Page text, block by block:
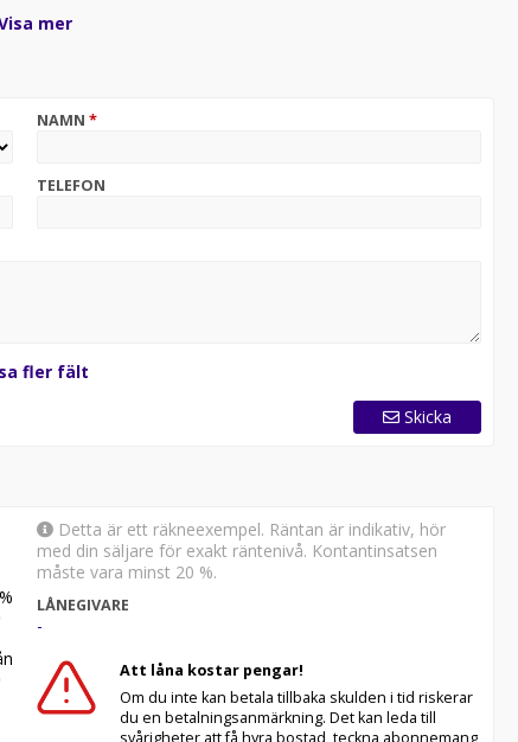
- Maxfart: 45km/h (framförs med AM-behörighet) -
runt om och bromsservo, köp till larm för
på vår hemsida www.mopedbil.org sökord titan zero
och få ett kraftfullt uttagbart lithium batteri.
mer
NAMN *
TELEFON
fler fält
Skicka
Detta är ett räkneexempel. Räntan är indikativ, hör
med din säljare för exakt räntenivå. Kontantinsatsen
måste vara minst 20 %.
LÅNEGIVARE
-
Att låna kostar pengar!
Om du inte kan betala tillbaka skulden i tid riskerar
du en betalningsanmärkning. Det kan leda till